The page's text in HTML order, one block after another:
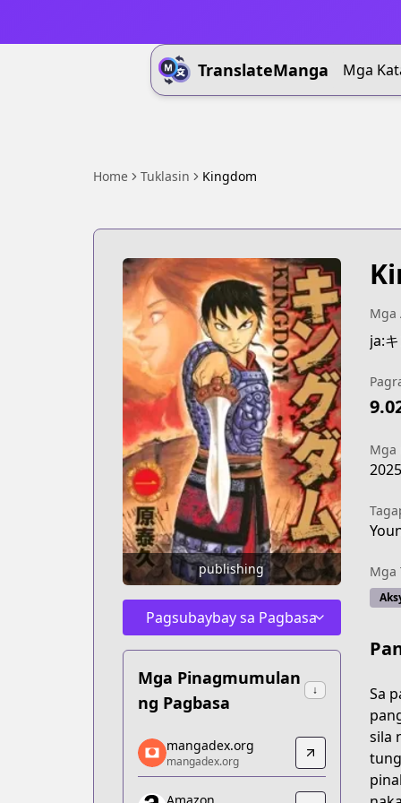
TranslateManga Mga
Home Tuklasin Kingdom
publishing
Pagsubaybay sa Pagbasa
Mga Pinagmumulan
ng Pagbasa
↓
mangadex.org
mangadex.org
https://mangadex.org/title/077a3fed-
mangadex.org
mangadex.org
Mga
ja:
Mga
Mga
Sa
sila